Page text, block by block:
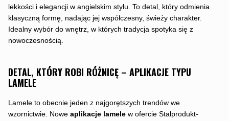
lekkości i elegancji w angielskim stylu. To detal, który odmienia
klasyczną formę, nadając jej współczesny, świeży charakter.
Idealny wybór do wnętrz, w których tradycja spotyka się z
nowoczesnością.
DETAL, KTÓRY ROBI RÓŻNICĘ – APLIKACJE TYPU
LAMELE
Lamele to obecnie jeden z najgorętszych trendów we
wzornictwie. Nowe aplikacje lamelew ofercie Stalprodukt-